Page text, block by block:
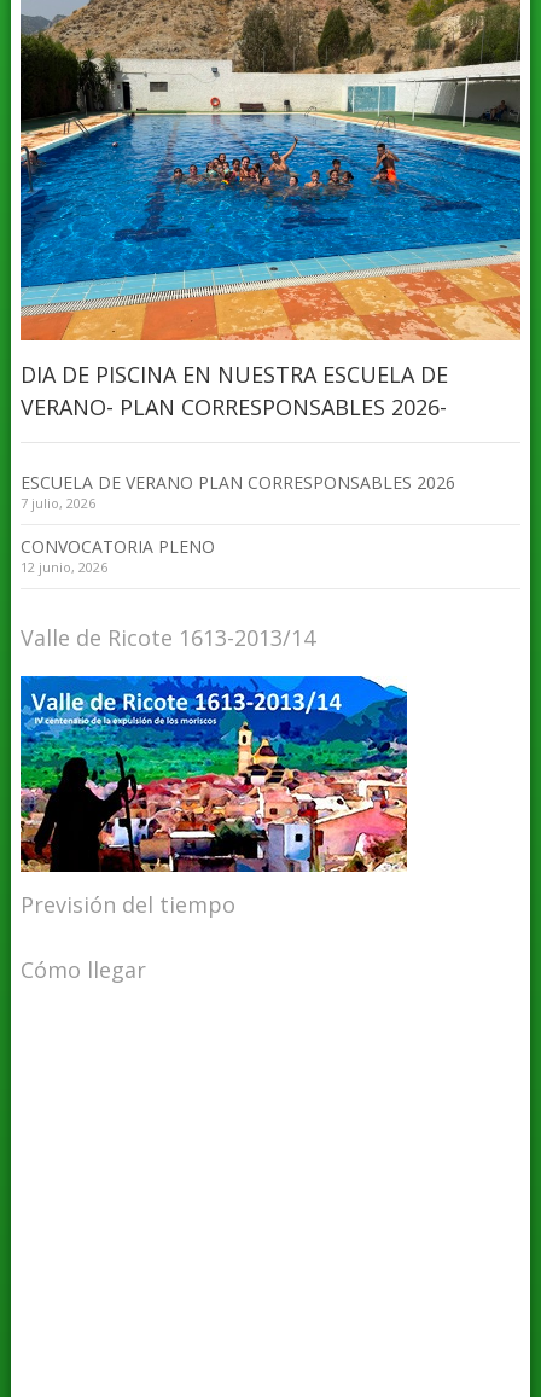
DIA DE PISCINA EN NUESTRA ESCUELA DE
VERANO- PLAN CORRESPONSABLES 2026-
ESCUELA DE VERANO PLAN CORRESPONSABLES 2026
7 julio, 2026
CONVOCATORIA PLENO
12 junio, 2026
Valle de Ricote 1613-2013/14
Previsión del tiempo
Cómo llegar